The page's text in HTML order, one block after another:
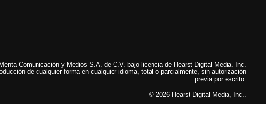
Comunicación y Medios S.A. de C.V. bajo licencia de Hearst Digital Media, Inc.
de cualquier forma en cualquier idioma, total o parcialmente, sin autorización
previa por escrito.
© 2026 Hearst Digital Media, Inc..